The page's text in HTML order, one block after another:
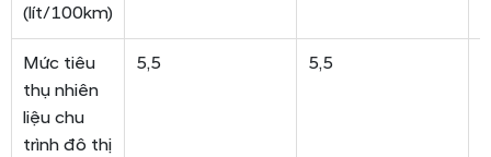
(lít/100km)
Mức tiêu
thụ nhiên
liệu chu
trình đô thị
5,5 5,5